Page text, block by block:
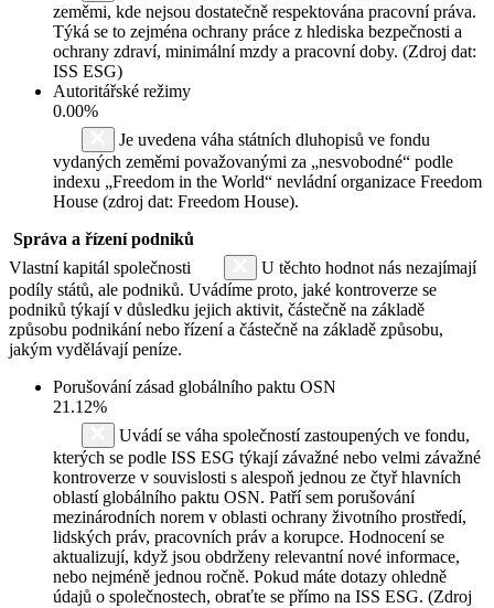
zeměmi, kde nejsou dostatečně respektována pracovní práva.
Týká se to zejména ochrany práce z hlediska bezpečnosti a
ochrany zdraví, minimální mzdy a pracovní doby. (Zdroj dat:
ISS ESG)
Autoritářské režimy
0.00%
Je uvedena váha státních dluhopisů ve fondu
vydaných zeměmi považovanými za „nesvobodné“ podle
indexu „Freedom in the World“ nevládní organizace Freedom
House (zdroj dat: Freedom House).
Správa a řízení podniků
Vlastní kapitál společnosti
U těchto hodnot nás nezajímají
podíly států, ale podniků. Uvádíme proto, jaké kontroverze se
podniků týkají v důsledku jejich aktivit, částečně na základě
způsobu podnikání nebo řízení a částečně na základě způsobu,
jakým vydělávají peníze.
Porušování zásad globálního paktu OSN
21.12%
Uvádí se váha společností zastoupených ve fondu,
kterých se podle ISS ESG týkají závažné nebo velmi závažné
kontroverze v souvislosti s alespoň jednou ze čtyř hlavních
oblastí globálního paktu OSN. Patří sem porušování
mezinárodních norem v oblasti ochrany životního prostředí,
lidských práv, pracovních práv a korupce. Hodnocení se
aktualizují, když jsou obdrženy relevantní nové informace,
nebo nejméně jednou ročně. Pokud máte dotazy ohledně
údajů o společnostech, obraťte se přímo na ISS ESG. (Zdroj